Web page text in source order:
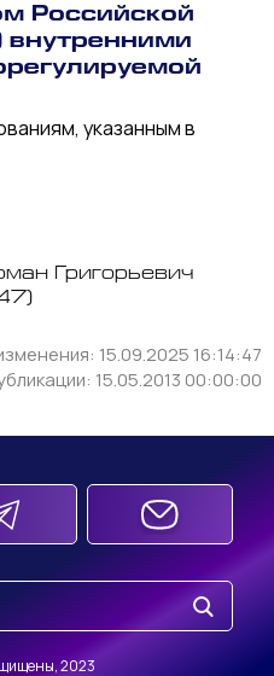
Российской
внутренними
указанным в
Григорьевич
15.09.2025 16:14:47
15.05.2013 00:00:00
2023